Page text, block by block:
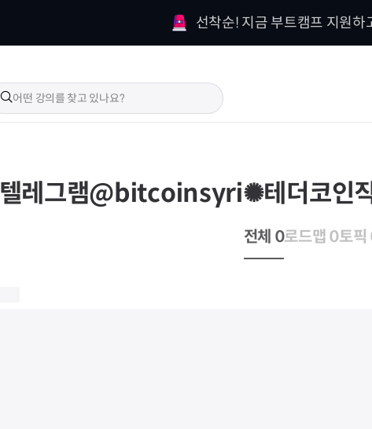
선착순! 지금 부트캠프 지원하
텔레그램@bitcoinsyri✺테더코인
전체 0로드맵 0토픽